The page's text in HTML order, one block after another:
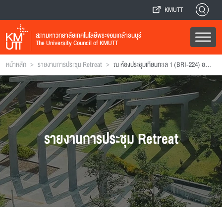
KMUTT
สภามหาวิทยาลัยเทคโนโลยีพระจอมเกล้าธนบุรี
The University Council of KMUTT
หน้าหลัก > รายงานการประชุม Retreat > ณ ห้องประชุมเทียนทะเล 1 (BRI-224) อาคารวิจัยและนวัตกรรมกระบวนการชีวภาพ (BRI) มหาวิทยาลัยเทคโนโลยีพระจอมเกล้าธนบุรี บางขุนเทียน
รายงานการประชุม Retreat